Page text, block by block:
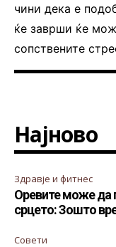
чини дека е
ќе заврши ќе
сопствените
Најново
Здравје и фитнес
Оревите може да
срцето: Зошто
Совети